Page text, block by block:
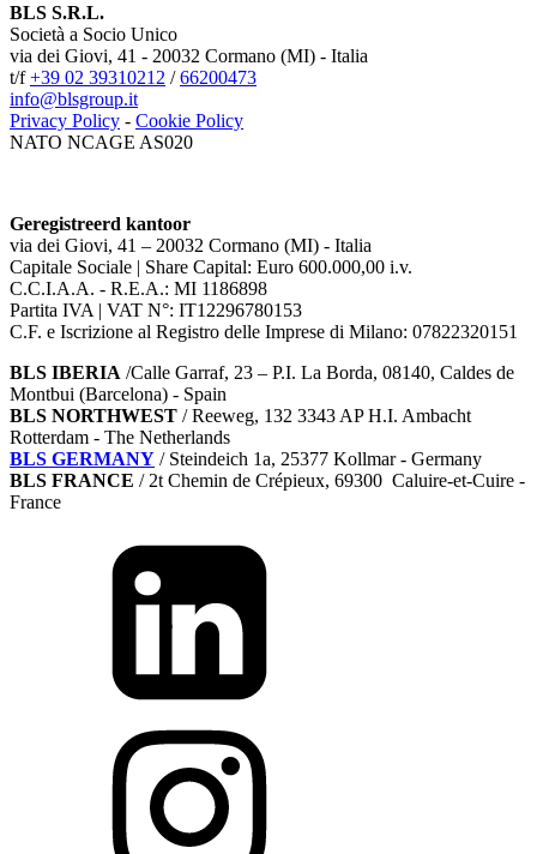
BLS S.R.L.
Società a Socio Unico
via dei Giovi, 41 - 20032 Cormano (MI) - Italia
t/f+39 02 39310212 /66200473
info@blsgroup.it
Privacy Policy - Cookie Policy
NATO NCAGE AS020
Geregistreerd kantoor
via dei Giovi, 41 – 20032 Cormano (MI) - Italia
Capitale Sociale | Share Capital: Euro 600.000,00 i.v.
C.C.I.A.A. - R.E.A.: MI 1186898
Partita IVA | VAT N°: IT12296780153
C.F. e Iscrizione al Registro delle Imprese di Milano: 07822320151
BLS IBERIA /Calle Garraf, 23 – P.I. La Borda, 08140, Caldes de
Montbui (Barcelona) - Spain
BLS NORTHWEST / Reeweg, 132 3343 AP H.I. Ambacht
Rotterdam - The Netherlands
BLS GERMANY / Steindeich 1a, 25377 Kollmar- Germany
BLS FRANCE / 2t Chemin de Crépieux, 69300 Caluire-et-Cuire -
France